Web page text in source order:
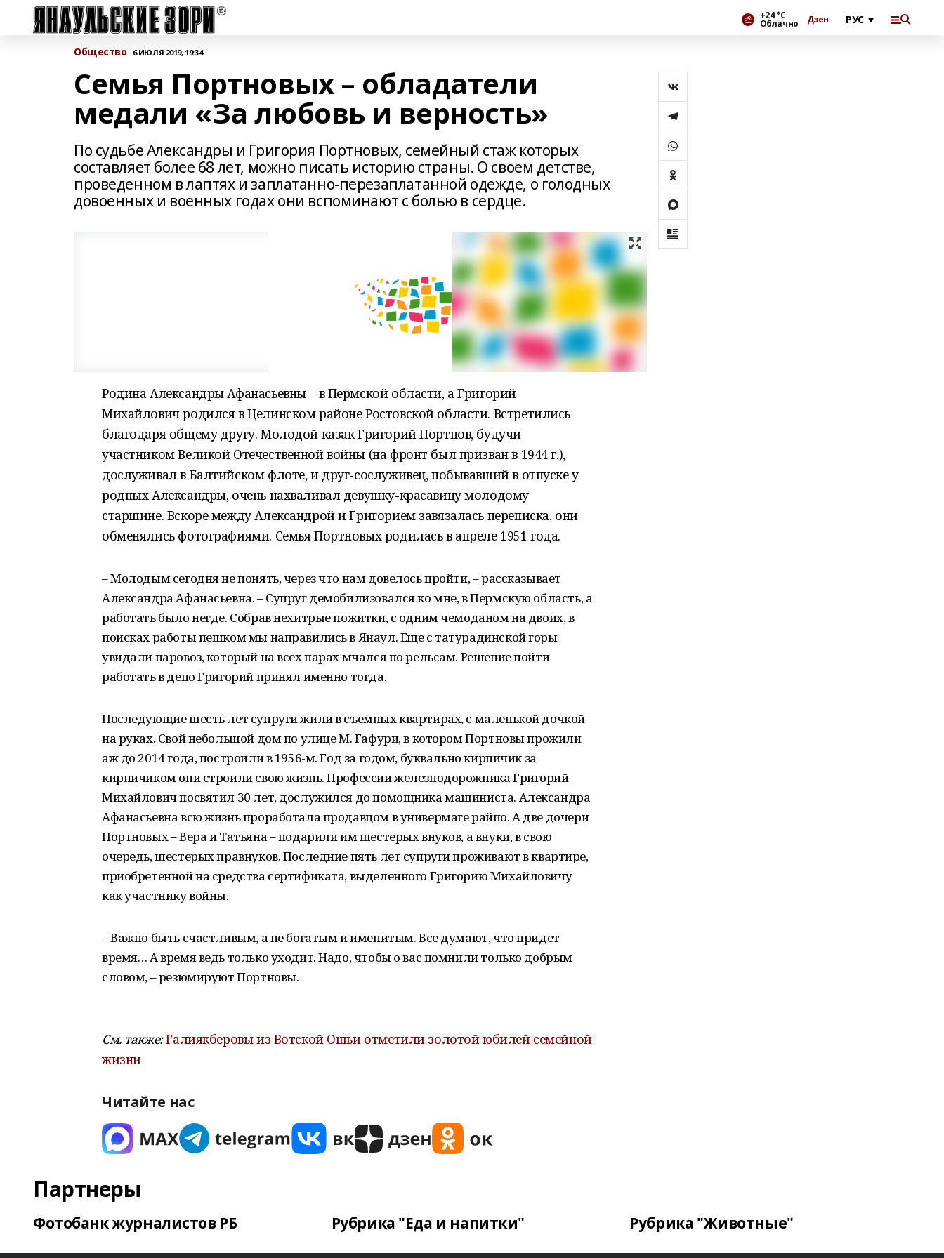
+24 °С
Облачно Дзен
Общество 6 ИЮЛЯ 2019, 19:34
Семья Портновых – обладатели
медали «За любовь и верность»
По судьбе Александры и Григория Портновых, семейный стаж которых
составляет более 68 лет, можно писать историю страны. О своем детстве,
проведенном в лаптях и заплатанно-перезаплатанной одежде, о голодных
довоенных и военных годах они вспоминают с болью в сердце.
Родина Александры Афанасьевны – в Пермской области, а Григорий
Михайлович родился в Целинском районе Ростовской области. Встретились
благодаря общему другу. Молодой казак Григорий Портнов, будучи
участником Великой Отечественной войны (на фронт был призван в 1944 г.),
дослуживал в Балтийском флоте, и друг-сослуживец, побывавший в отпуске у
родных Александры, очень нахваливал девушку-красавицу молодому
старшине. Вскоре между Александрой и Григорием завязалась переписка, они
обменялись фотографиями. Семья Портновых родилась в апреле 1951 года.
– Молодым сегодня не понять, через что нам довелось пройти, – рассказывает
Александра Афанасьевна. – Супруг демобилизовался ко мне, в Пермскую область, а
работать было негде. Собрав нехитрые пожитки, с одним чемоданом на двоих, в
поисках работы пешком мы направились в Янаул. Еще с татурадинской горы
увидали паровоз, который на всех парах мчался по рельсам. Решение пойти
работать в депо Григорий принял именно тогда.
Последующие шесть лет супруги жили в съемных квартирах, с маленькой дочкой
на руках. Свой небольшой дом по улице М. Гафури, в котором Портновы прожили
аж до 2014 года, построили в 1956-м. Год за годом, буквально кирпичик за
кирпичиком они строили свою жизнь. Профессии железнодорожника Григорий
Михайлович посвятил 30 лет, дослужился до помощника машиниста. Александра
Афанасьевна всю жизнь проработала продавцом в универмаге райпо. А две дочери
Портновых – Вера и Татьяна – подарили им шестерых внуков, а внуки, в свою
очередь, шестерых правнуков. Последние пять лет супруги проживают в квартире,
приобретенной на средства сертификата, выделенного Григорию Михайловичу
как участнику войны.
– Важно быть счастливым, а не богатым и именитым. Все думают, что придет
время… А время ведь только уходит. Надо, чтобы о вас помнили только добрым
словом, – резюмируют Портновы.
См. также:Галиякберовы из Вотской Ошьи отметили золотой юбилей семейной
жизни
Читайте нас
Партнеры
Фотобанк журналистов РБ Рубрика "Еда и напитки" Рубрика "Животные"